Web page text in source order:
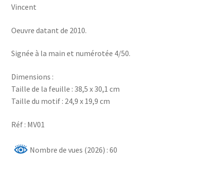
Vincent
Oeuvre datant de 2010.
Signée à la main et numérotée 4/50.
Dimensions :
Taille de la feuille : 38,5 x 30,1 cm
Taille du motif : 24,9 x 19,9 cm
Réf : MV01
Nombre de vues (2026) : 60